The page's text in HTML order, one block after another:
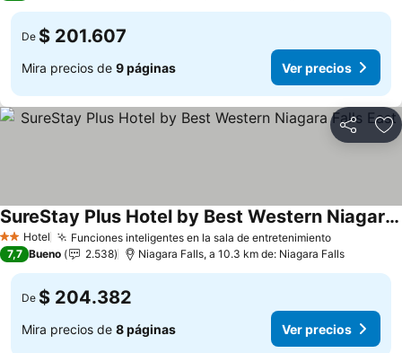
De $ 201.607
Mira precios de 9 páginas Ver precios
Compartir
2 Estrellas
Hotel Funciones inteligentes en la sala de entretenimientoVer
SureStay Plus Hotel by Best Western Niagara Falls East
Ver precios
7,7 Bueno 2.538 Niagara Falls, a 10.3 km de: Niagara Falls
De $ 204.382
Mira precios de 8 páginas Ver precios